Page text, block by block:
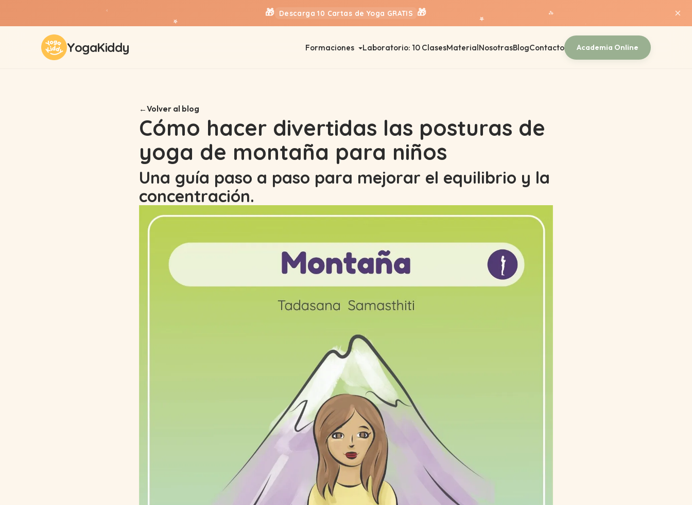
✨
🎁 Descarga 10 Cartas de Yoga GRATIS 🎁
⭐ ×
YogaKiddy Formaciones Laboratorio: 10 ClasesMaterialNosotrasBlogContacto Academia Online
Volver al blog
Cómo hacer divertidas las posturas de
yoga de montaña para niños
Una guía paso a paso para mejorar el equilibrio y la
concentración.